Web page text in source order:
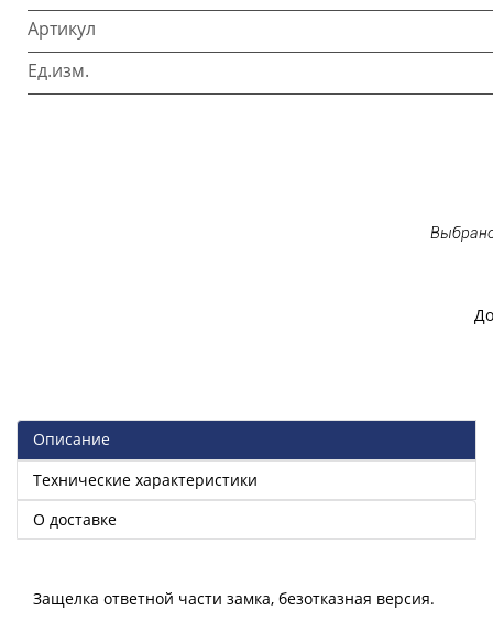
Артикул
Ед.изм.
Описание
Технические характеристики
О доставке